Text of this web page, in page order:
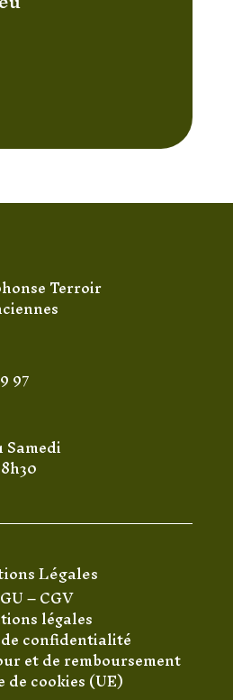
Terroir
97
Légales
–CGV
légales
confidentialité
et de remboursement
cookies (UE)